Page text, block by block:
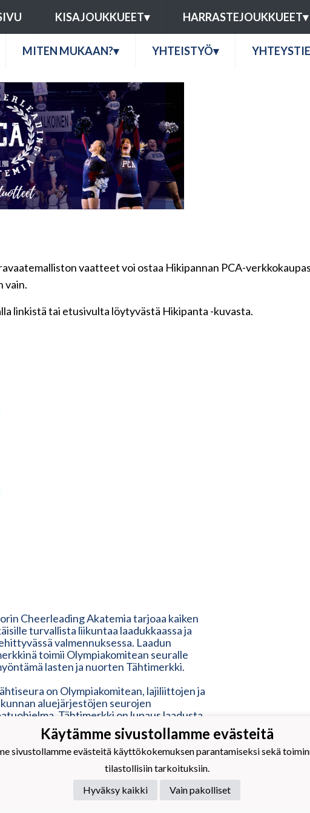
KISAJOUKKUEET▾ HARRASTEJOUKKUEET▾
MITEN MUKAAN?▾ YHTEISTYÖ▾
vaatteet voi ostaa Hikipannan PCA-
vain.
linkistä tai etusivulta löytyvästä Hikipanta -kuvasta.
Cheerleading Akatemia tarjoaa kaiken
turvallista liikuntaa laadukkaassa ja
valmennuksessa. Laadun
toimii Olympiakomitean seuralle
lasten ja nuorten Tähtimerkki.
on Olympiakomitean, lajiliittojen ja
aluejärjestöjen seurojen
Tähtimerkki on lupaus laadusta
nykyisille ja uusille seuran jäsenille sekä
heidän lähipiirilleen ja tukijoille. Tähtimerkki
osoitus modernista, ketterästä,
vastuullisesta ja inhimillisestä
toimintatavasta. Se vastaa erilaisten liikkujien
tarpeisiin, mutta myös kehittyy heidän
Käytämme sivustollamme evästeitä
sivustollamme evästeitä käyttökokemuksen parantamiseksi sekä
tilastollisiin tarkoituksiin.
Hyväksy kaikki
Vain pakolliset